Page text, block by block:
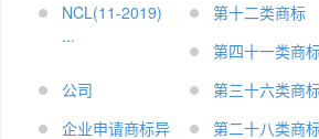
NCL(11-2019)
...
第十二类商标
第四十一类商
公司
第三十六类商
企业申请商标异
第二十八类商